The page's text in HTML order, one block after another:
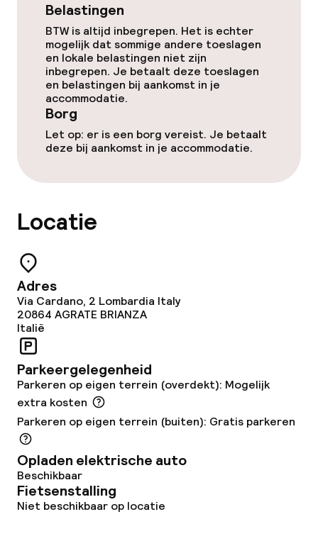
Voor toegankelijkheid
geoptimaliseerde kamers beschikbaar
Zwemmen & wellness
Fitnessruimte / gym
Entertainment
Betaalde wifi
Tuin
TV lounge
Game-kamer
Eet- en drinkgelegenheden
Restaurant
24-uurs eetcafé
Belastingen
BTW is altijd inbegrepen. Het is echter
mogelijk dat sommige andere toeslagen
en lokale belastingen niet zijn
inbegrepen. Je betaalt deze toeslagen
en belastingen bij aankomst in je
accommodatie.
Borg
Let op: er is een borg vereist. Je betaalt
deze bij aankomst in je accommodatie.
Locatie
Adres
Via Cardano, 2 Lombardia Italy
20864 AGRATE BRIANZA
Italië
Parkeergelegenheid
Parkeren op eigen terrein (overdekt): Mogelijk
extra kosten
Parkeren op eigen terrein (buiten): Gratis parkeren
Opladen elektrische auto
Beschikbaar
Fietsenstalling
Niet beschikbaar op locatie